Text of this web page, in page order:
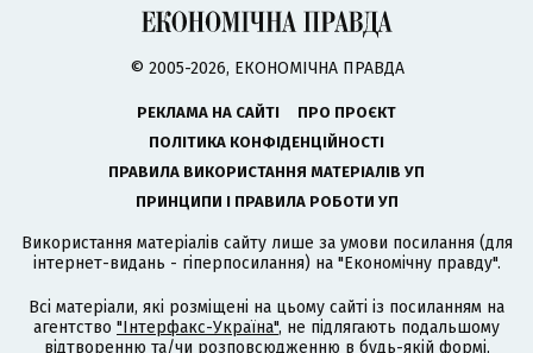
© 2005-2026, ЕКОНОМІЧНА ПРАВДА
РЕКЛАМА НА САЙТІ
ПРО ПРОЄКТ
ПОЛІТИКА КОНФІДЕНЦІЙНОСТІ
ПРАВИЛА ВИКОРИСТАННЯ МАТЕРІАЛІВ УП
ПРИНЦИПИ І ПРАВИЛА РОБОТИ УП
Використання матеріалів сайту лише за умови посилання (для
інтернет-видань - гіперпосилання) на "Економічну правду".
Всі матеріали, які розміщені на цьому сайті із посиланням на
агентство "Інтерфакс-Україна", не підлягають подальшому
відтворенню та/чи розповсюдженню в будь-якій формі,